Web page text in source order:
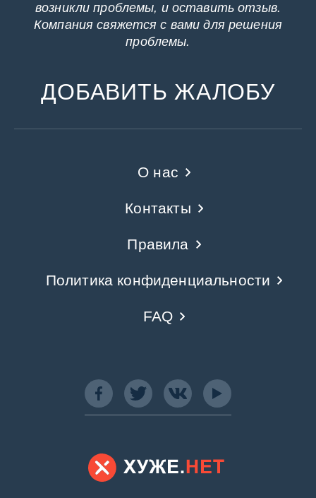
возникли проблемы, и оставить отзыв.
Компания свяжется с вами для решения
проблемы.
ДОБАВИТЬ ЖАЛОБУ
О нас
Контакты
Правила
Политика конфиденциальности
FAQ